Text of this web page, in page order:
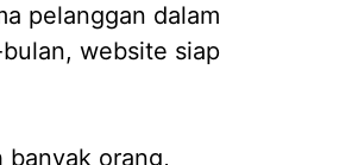
pelanggan dalam
website siap
orang,